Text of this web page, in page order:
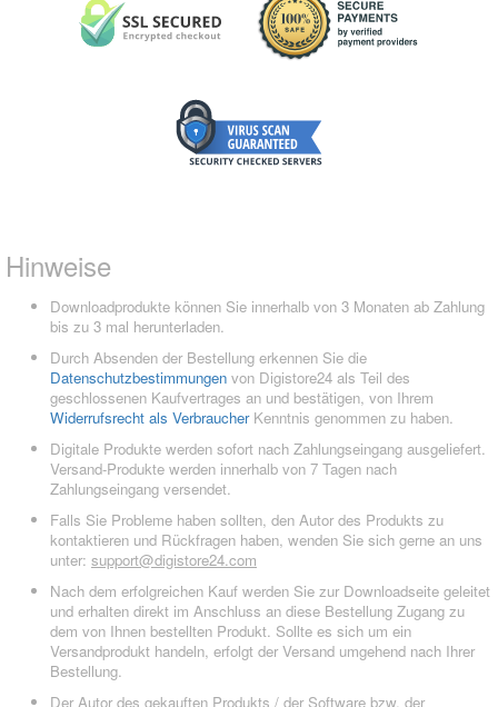
Hinweise
Downloadprodukte können Sie innerhalb von 3 Monaten ab Zahlung
bis zu 3 mal herunterladen.
Durch Absenden der Bestellung erkennen Sie die
Datenschutzbestimmungen von Digistore24 als Teil des
geschlossenen Kaufvertrages an und bestätigen, von Ihrem
Widerrufsrecht als VerbraucherKenntnis genommen zu haben.
Digitale Produkte werden sofort nach Zahlungseingang ausgeliefert.
Versand-Produkte werden innerhalb von 7 Tagen nach
Zahlungseingang versendet.
Falls Sie Probleme haben sollten, den Autor des Produkts zu
kontaktieren und Rückfragen haben, wenden Sie sich gerne an uns
unter: support@digistore24.com
Nach dem erfolgreichen Kauf werden Sie zur Downloadseite geleitet
und erhalten direkt im Anschluss an diese Bestellung Zugang zu
dem von Ihnen bestellten Produkt. Sollte es sich um ein
Versandprodukt handeln, erfolgt der Versand umgehend nach Ihrer
Bestellung.
Der Autor des gekauften Produkts / der Software bzw. der